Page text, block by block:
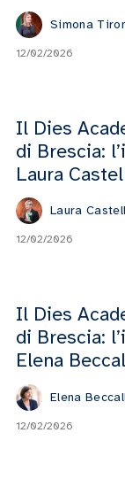
Simona
12/02/2026
Il Dies
di Brescia:
Laura
Laura
12/02/2026
Il Dies
di Brescia:
Elena
Elena
12/02/2026